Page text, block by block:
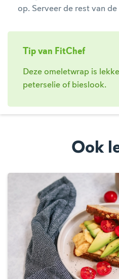
op. Serveer de rest van
Tip van FitChef
Deze omeletwrap is
peterselie of bieslook.
Ook